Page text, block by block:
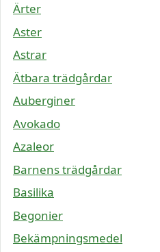
Ärter
Aster
Astrar
Ätbara trädgårdar
Auberginer
Avokado
Azaleor
Barnens trädgårdar
Basilika
Begonier
Bekämpningsmedel